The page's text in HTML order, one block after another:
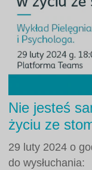
Nie jesteś
życiu ze
29 luty 2024 o
do wysłuchania: